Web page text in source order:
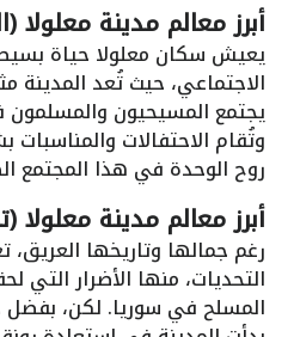
أبرز معالم مدينة معلولا
يعيش سكان معلولا حياة
الاجتماعي، حيث تُعد المدينة
يجتمع المسيحيون والمسلمون
وتُقام الاحتفالات
روح الوحدة في هذا المجتمع
أبرز معالم مدينة معلولا
رغم جمالها وتاريخها
التحديات، منها الأضرار التي
المسلح في سوريا. لكن،